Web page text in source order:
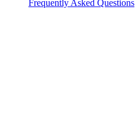
Frequently Asked Questions